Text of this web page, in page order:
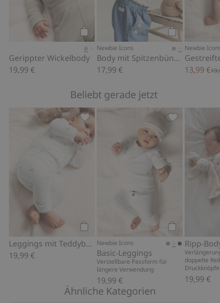
Kaufen
Gerippter Wickelbody
19,99 €
Kaufen
Newbie Icons
Body mit Spitzenbündchen
17,99 €
Newbie
13,99 €
Beliebt gerade jetzt
Leggings mit Teddybär-Muster
19,99 €
Leggings mit Teddybär-Muster, Zu
Kaufen
Newbie Icons
Basic-Leggings
Verstellbare Passform für
längere Verwendung
19,99 €
Basic-
doppelte
19,99 €
Ähnliche Kategorien